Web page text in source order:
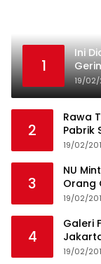
Marko
Piala
19/02/
Privacy Policy
Disclaimer
Media Investigasi